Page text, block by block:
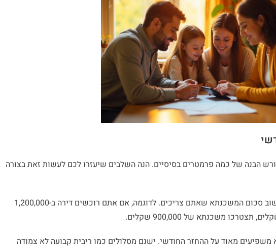
הבנה של כמה פרמטרים בסיסיים. הנה השלבים שיעזרו לכם לעשות זאת בצורה
התחילו עם חישוב סכום המשכנתא שאתם צריכים. לדוגמה, אם אתם רוכשים דירה ב-1,200,000
מאוד על ההחזר החודשי. ישנם מסלולים כמו ריבית קבועה לא צמודה